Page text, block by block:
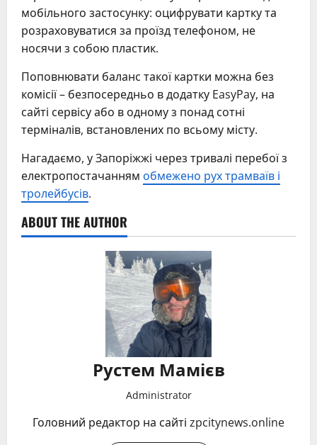
мобільного застосунку: оцифрувати картку та
розраховуватися за проїзд телефоном, не
носячи з собою пластик.
Поповнювати баланс такої картки можна без
комісії – безпосередньо в додатку EasyPay, на
сайті сервісу або в одному з понад сотні
терміналів, встановлених по всьому місту.
Нагадаємо, у Запоріжжі через тривалі перебої з
електропостачанням обмежено рух трамваїв і
тролейбусів.
ABOUT THE AUTHOR
Рустем Мамієв
Administrator
Головний редактор на сайті zpcitynews.online